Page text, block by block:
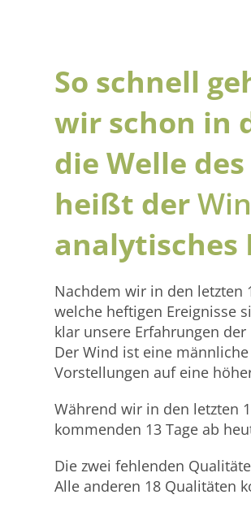
So schnell
wir schon in
die Welle des
heißt der
analytisches
Nachdem wir in den letzten
welche heftigen Ereignisse
klar unsere Erfahrungen
Der Wind ist eine
Vorstellungen auf eine
Während wir in den letzten
kommenden 13 Tage ab
Die zwei fehlenden
Alle anderen 18 Qualitäten